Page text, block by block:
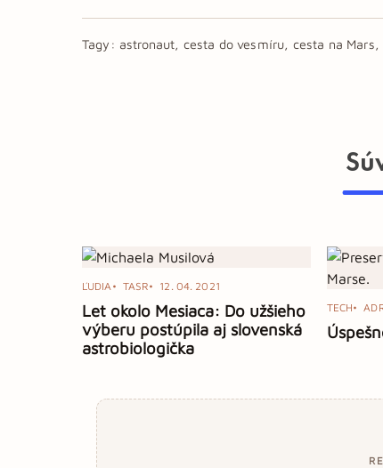
Tagy: astronaut, cesta do vesmíru, cesta na Mars,
ĽUDIA TASR 12. 04. 2021
Let okolo Mesiaca: Do užšieho
výberu postúpila aj slovenská
astrobiologička
TECH